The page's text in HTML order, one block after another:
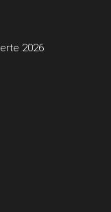
2026